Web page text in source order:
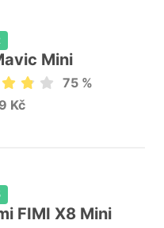
Mini
75 %
Kč
FIMI X8 Mini